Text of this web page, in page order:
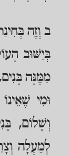
ב וְזֶה
בְּיִשּׁוּב
מִמֶּנָּה
וּמִי
וְשָׁלוֹם,
לְמַעְלָה